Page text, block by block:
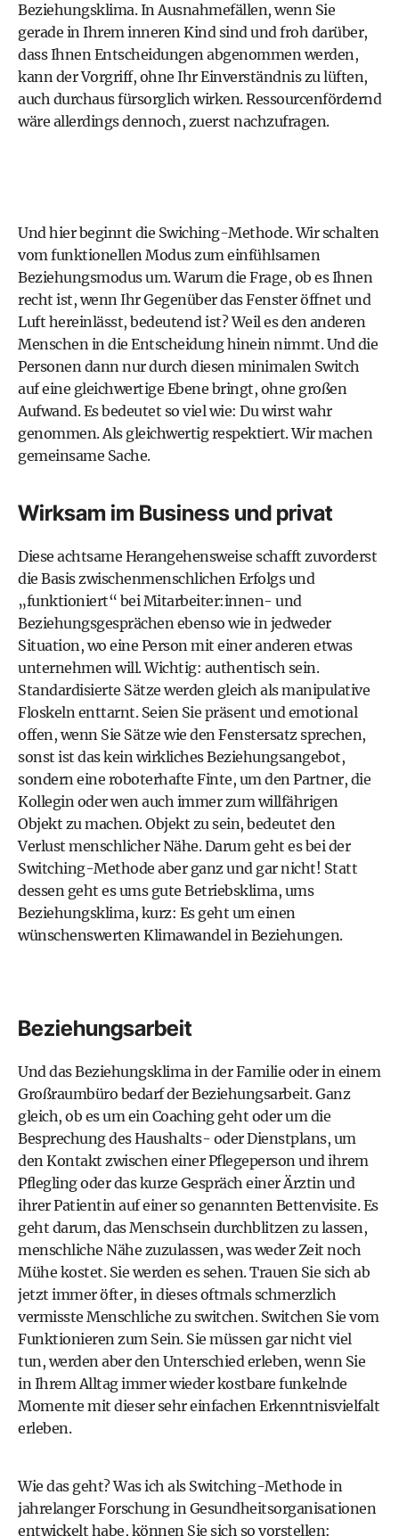
Beziehungsklima. In Ausnahmefällen, wenn Sie
gerade in Ihrem inneren Kind sind und froh darüber,
dass Ihnen Entscheidungen abgenommen werden,
kann der Vorgriff, ohne Ihr Einverständnis zu lüften,
auch durchaus fürsorglich wirken. Ressourcenfördernd
wäre allerdings dennoch, zuerst nachzufragen.
Und hier beginnt die Swiching-Methode. Wir schalten
vom funktionellen Modus zum einfühlsamen
Beziehungsmodus um. Warum die Frage, ob es Ihnen
recht ist, wenn Ihr Gegenüber das Fenster öffnet und
Luft hereinlässt, bedeutend ist? Weil es den anderen
Menschen in die Entscheidung hinein nimmt. Und die
Personen dann nur durch diesen minimalen Switch
auf eine gleichwertige Ebene bringt, ohne großen
Aufwand. Es bedeutet so viel wie: Du wirst wahr
genommen. Als gleichwertig respektiert. Wir machen
gemeinsame Sache.
Wirksam im Business und privat
Diese achtsame Herangehensweise schafft zuvorderst
die Basis zwischenmenschlichen Erfolgs und
„funktioniert“ bei Mitarbeiter:innen- und
Beziehungsgesprächen ebenso wie in jedweder
Situation, wo eine Person mit einer anderen etwas
unternehmen will. Wichtig: authentisch sein.
Standardisierte Sätze werden gleich als manipulative
Floskeln enttarnt. Seien Sie präsent und emotional
offen, wenn Sie Sätze wie den Fenstersatz sprechen,
sonst ist das kein wirkliches Beziehungsangebot,
sondern eine roboterhafte Finte, um den Partner, die
Kollegin oder wen auch immer zum willfährigen
Objekt zu machen. Objekt zu sein, bedeutet den
Verlust menschlicher Nähe. Darum geht es bei der
Switching-Methode aber ganz und gar nicht! Statt
dessen geht es ums gute Betriebsklima, ums
Beziehungsklima, kurz: Es geht um einen
wünschenswerten Klimawandel in Beziehungen.
Beziehungsarbeit
Und das Beziehungsklima in der Familie oder in einem
Großraumbüro bedarf der Beziehungsarbeit. Ganz
gleich, ob es um ein Coaching geht oder um die
Besprechung des Haushalts- oder Dienstplans, um
den Kontakt zwischen einer Pflegeperson und ihrem
Pflegling oder das kurze Gespräch einer Ärztin und
ihrer Patientin auf einer so genannten Bettenvisite. Es
geht darum, das Menschsein durchblitzen zu lassen,
menschliche Nähe zuzulassen, was weder Zeit noch
Mühe kostet. Sie werden es sehen. Trauen Sie sich ab
jetzt immer öfter, in dieses oftmals schmerzlich
vermisste Menschliche zu switchen. Switchen Sie vom
Funktionieren zum Sein. Sie müssen gar nicht viel
tun, werden aber den Unterschied erleben, wenn Sie
in Ihrem Alltag immer wieder kostbare funkelnde
Momente mit dieser sehr einfachen Erkenntnisvielfalt
erleben.
Wie das geht? Was ich als Switching-Methode in
jahrelanger Forschung in Gesundheitsorganisationen
entwickelt habe, können Sie sich so vorstellen: